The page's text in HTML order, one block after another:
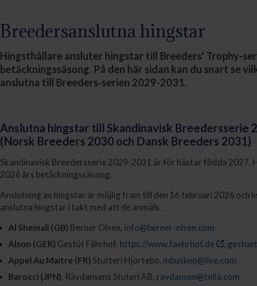
Breedersanslutna hingstar
Hingsthållare ansluter hingstar till Breeders' Trophy-
betäckningssäsong. På den här sidan kan du snart se
anslutna till Breeders-serien 2029-2031.
Anslutna hingstar till Skandinavisk Breedersserie
(Norsk Breeders 2030 och Dansk Breeders 2031)
Skandinavisk Breedersserie 2029-2031 är för hästar födda 2027.
2026 års betäckningssäsong.
Anslutning av hingstar är möjlig fram till den 16 februari 2026 och
anslutna hingstar i takt med att de anmäls.
Al Shemali (GB) Berner Olsen, info@berner-olsen.com
Alson (GER) Gestüt Fährhof. https://www.faehrhof.de ,
Appel Au Maitre (FR) Stutteri Hjortebo, mbuskop@live.com
Barocci (JPN), Rävdansens Stuteri AB, ravdansen@telia.com